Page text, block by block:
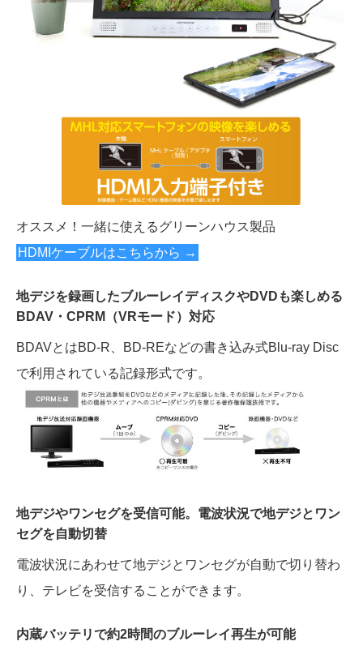
オススメ！一緒に使えるグリーンハウス製品
HDMIケーブルはこちらから →
地デジを録画したブルーレイディスクやDVDも楽しめる
BDAV・CPRM（VRモード）対応
BDAVとはBD-R、BD-REなどの書き込み式Blu-ray Disc
で利用されている記録形式です。
地デジやワンセグを受信可能。電波状況で地デジとワン
セグを自動切替
電波状況にあわせて地デジとワンセグが自動で切り替わ
り、テレビを受信することができます。
内蔵バッテリで約2時間のブルーレイ再生が可能